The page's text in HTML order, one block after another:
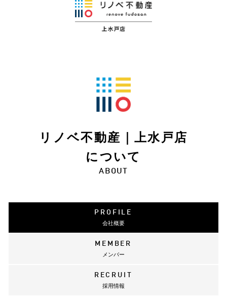
リノベ不動産｜上水戸店
について
ABOUT
PROFILE
会社概要
MEMBER
メンバー
RECRUIT
採用情報